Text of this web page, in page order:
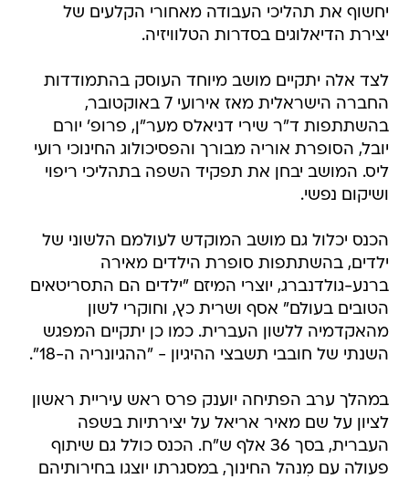
יחשוף את תהליכי העבודה מאחורי הקלעים של
יצירת הדיאלוגים בסדרות הטלוויזיה.
לצד אלה יתקיים מושב מיוחד העוסק בהתמודדות
החברה הישראלית מאז אירועי 7 באוקטובר,
בהשתתפות ד"ר שירי דניאלס מער"ן, פרופ' יורם
יובל, הסופרת אוריה מבורך והפסיכולוג החינוכי רועי
ליס. המושב יבחן את תפקיד השפה בתהליכי ריפוי
ושיקום נפשי.
הכנס יכלול גם מושב המוקדש לעולמם הלשוני של
ילדים, בהשתתפות סופרת הילדים מאירה
ברנע-גולדנברג, יוצרי המיזם "ילדים הם התסריטאים
הטובים בעולם" אסף ושרית כץ, וחוקרי לשון
מהאקדמיה ללשון העברית. כמו כן יתקיים המפגש
השנתי של חובבי תשבצי ההיגיון - "ההגיונריה ה-18".
במהלך ערב הפתיחה יוענק פרס ראש עיריית ראשון
לציון על שם מאיר אריאל על יצירתיות בשפה
העברית, בסך 36 אלף ש"ח. הכנס כולל גם שיתוף
פעולה עם מִנהל החינוך, במסגרתו יוצגו בחירותיהם